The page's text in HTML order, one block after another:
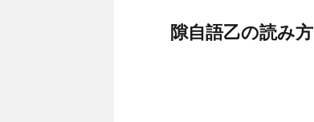
隙自語乙の読み方